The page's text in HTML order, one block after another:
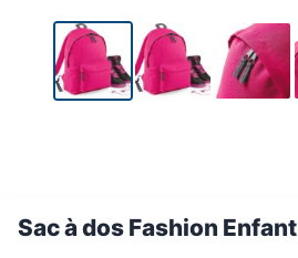
Sac à dos Fashion Enfant